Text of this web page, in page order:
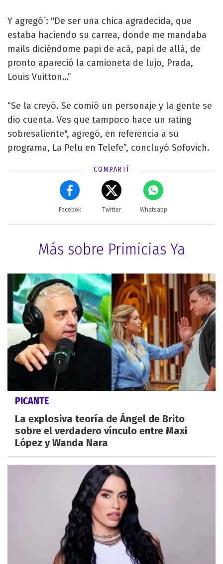
Y agregó´: "De ser una chica agradecida, que
estaba haciendo su carrea, donde me mandaba
mails diciéndome papi de acá, papi de allá, de
pronto apareció la camioneta de lujo, Prada,
Louis Vuitton…”
“Se la creyó. Se comió un personaje y la gente se
dio cuenta. Ves que tampoco hace un rating
sobresaliente", agregó, en referencia a su
programa, La Pelu en Telefe”, concluyó Sofovich.
COMPARTÍ
Facebok Twitter Whatsapp
Más sobre Primicias Ya
PICANTE
La explosiva teoría de Ángel de Brito
sobre el verdadero vínculo entre Maxi
López y Wanda Nara